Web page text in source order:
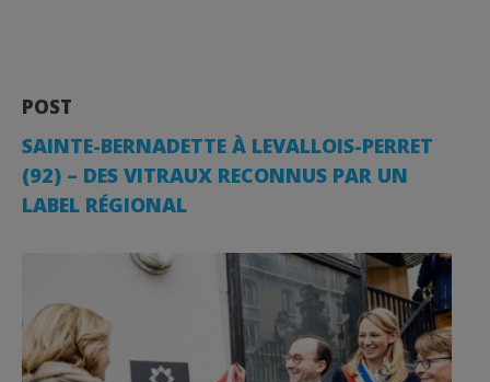
POST
SAINTE-BERNADETTE À LEVALLOIS-PERRET
(92) – DES VITRAUX RECONNUS PAR UN
LABEL RÉGIONAL